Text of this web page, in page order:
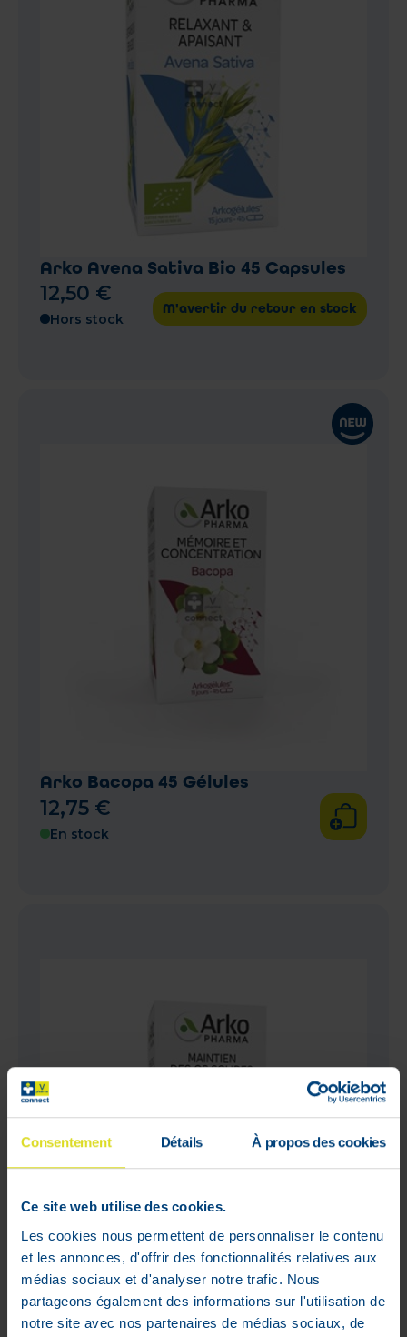
Consentement Détails À propos des cookies
Ce site web utilise des cookies.
Les cookies nous permettent de personnaliser le contenu
et les annonces, d'offrir des fonctionnalités relatives aux
médias sociaux et d'analyser notre trafic. Nous
partageons également des informations sur l'utilisation de
notre site avec nos partenaires de médias sociaux, de
Arko Avena Sativa Bio 45 Capsules
12,50 €
Hors stock
M'avertir du retour en stock
Arko Bacopa 45 Gélules
12,75 €
En stock
Arko Basidol Lithothame 45 Gélules
12,75€